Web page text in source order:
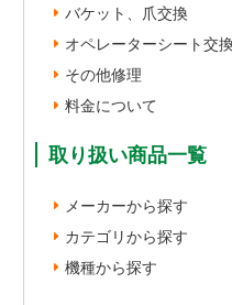
バケット、爪交換
オペレーターシート交
その他修理
料金について
取り扱い商品一覧
メーカーから探す
カテゴリから探す
機種から探す